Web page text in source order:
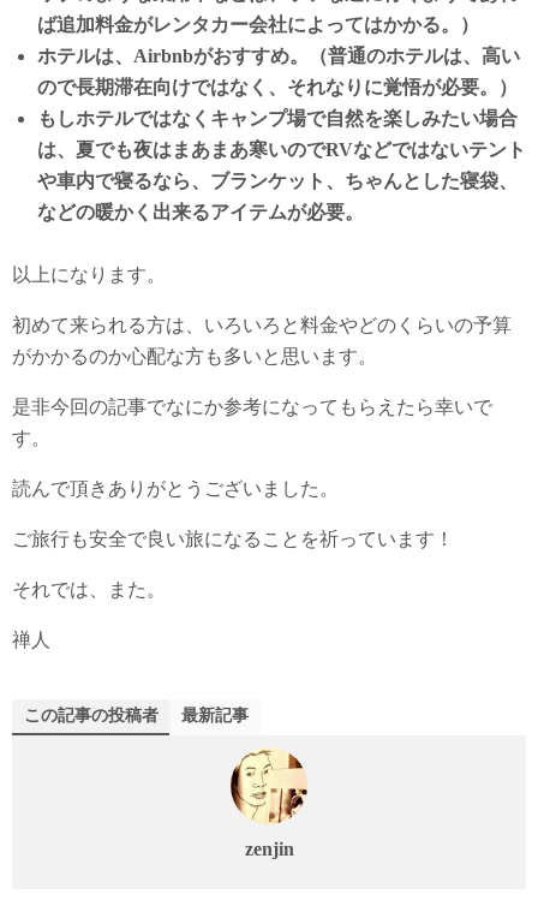
ば追加料金がレンタカー会社によってはかかる。）
ホテルは、Airbnbがおすすめ。（普通のホテルは、高い
ので長期滞在向けではなく、それなりに覚悟が必要。）
もしホテルではなくキャンプ場で自然を楽しみたい場合
は、夏でも夜はまあまあ寒いのでRVなどではないテント
や車内で寝るなら、ブランケット、ちゃんとした寝袋、
などの暖かく出来るアイテムが必要。
以上になります。
初めて来られる方は、いろいろと料金やどのくらいの予算
がかかるのか心配な方も多いと思います。
是非今回の記事でなにか参考になってもらえたら幸いで
す。
読んで頂きありがとうございました。
ご旅行も安全で良い旅になることを祈っています！
それでは、また。
禅人
この記事の投稿者 最新記事
zenjin